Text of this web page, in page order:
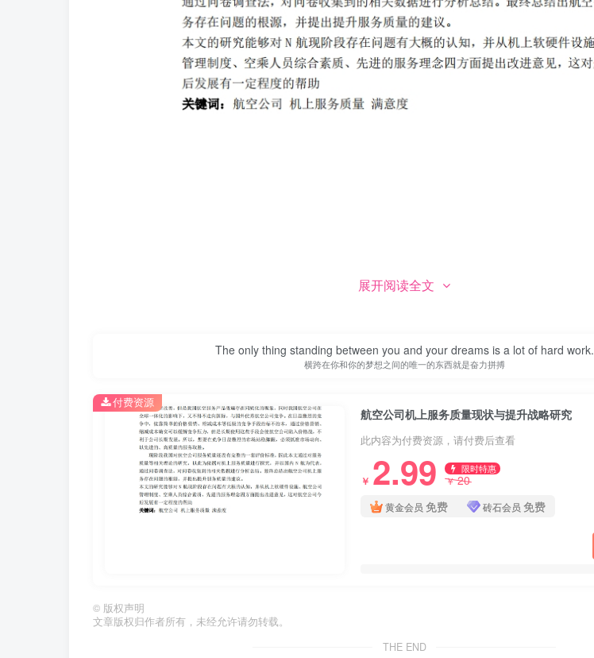
第1页 / 共25页
展开阅读全文
The only thing standing between you and your dreams is a lot of hard work.
横跨在你和你的梦想之间的唯一的东西就是奋力拼搏
航空公司机上服务质量现状与提升战略研究
此内容为付费资源，请付费后查看
￥ 2.99 限时特惠
￥20
黄金会员 免费 砖石会员 免费
付费资源
© 版权声明
文章版权归作者所有，未经允许请勿转载。
THE END